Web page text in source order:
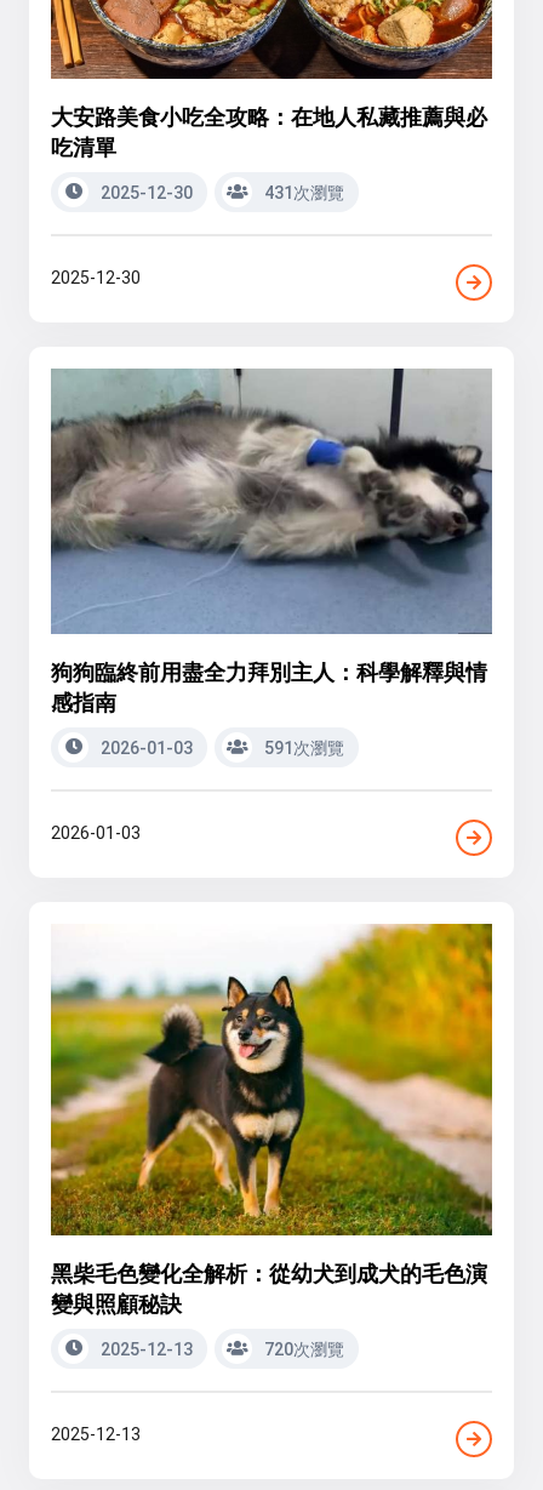
大安路美食小吃全攻略：在地人私藏推薦與必
吃清單
2025-12-30 431次瀏覽
2025-12-30
狗狗臨終前用盡全力拜別主人：科學解釋與情
感指南
2026-01-03 591次瀏覽
2026-01-03
黑柴毛色變化全解析：從幼犬到成犬的毛色演
變與照顧秘訣
2025-12-13 720次瀏覽
2025-12-13